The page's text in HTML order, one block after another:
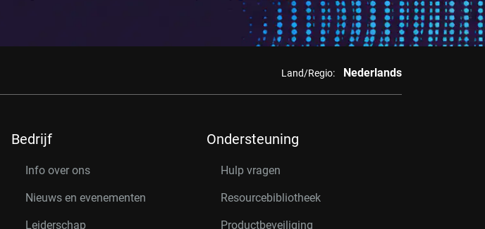
Land/Regio: Nederlands
Bedrijf
Info over ons
Nieuws en evenementen
Leiderschap
Ondersteuning
Hulp vragen
Resourcebibliotheek
Productbeveiliging